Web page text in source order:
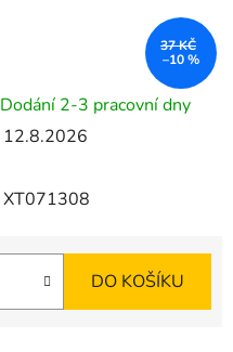
Dodání 2-3 pracovní dny
12.8.2026
XT071308
DO KOŠÍKU
37 KČ
–10 %